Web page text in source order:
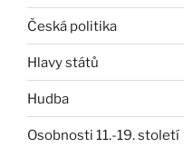
Česká politika
Hlavy států
Hudba
Osobnosti 11.-19. století